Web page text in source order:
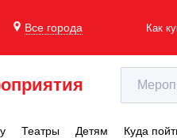
Все города Как
Театры Детям Куда